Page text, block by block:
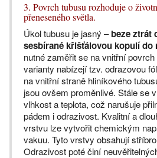
3. Povrch tubusu rozhoduje o
přeneseného světla.
Úkol tubusu je jasný –beze ztrát
sesbírané křišťálovou kopulí do
nutné zaměřit se na vnitřní
varianty nabízejí tzv. odrazovou
na vnitřní straně hliníkového
jsou ovšem proměnlivé. Stále se
vlhkost a teplota, což narušuje
pádem i odrazivost. Kvalitní a
vrstvu lze vytvořit chemickým
vakuu. Tyto vrstvy obsahují
Odrazivost poté činí